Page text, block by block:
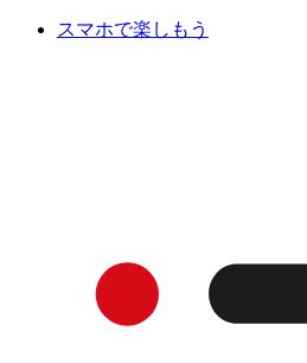
スマホで楽しもう